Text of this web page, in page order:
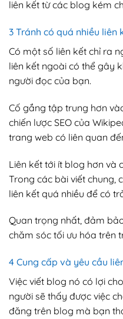
liên kết từ các blog kém
3 Tránh có quá nhiều liên
Có một số liên kết chỉ ra
liên kết ngoài có thể gây
người đọc của bạn.
Cố gắng tập trung hơn
chiến lược SEO của
trang web có liên quan
Liên kết tới ít blog hơn và
Trong các bài viết chung,
liên kết quá nhiều để có
Quan trọng nhất, đảm
chăm sóc tối ưu hóa trên
4 Cung cấp và yêu cầu
Việc viết blog nó có lợi
người sẽ thấy được việc
đăng trên blog mà bạn